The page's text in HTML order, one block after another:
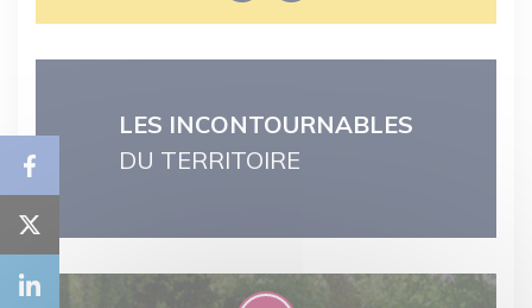
LES INCONTOURNABLES
DU TERRITOIRE